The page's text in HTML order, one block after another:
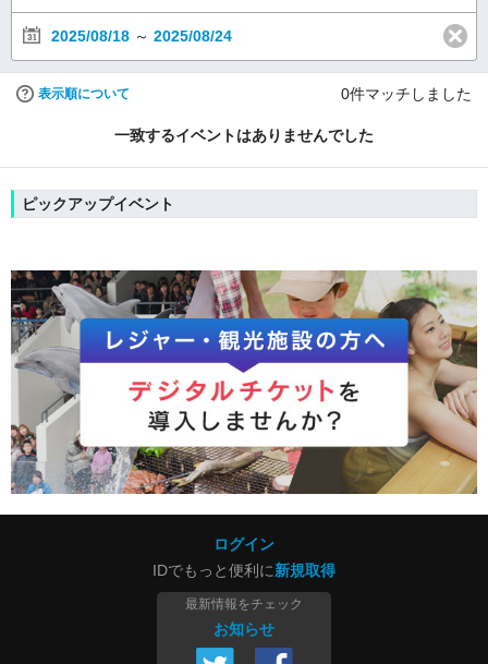
2025/08/18 ～ 2025/08/24
表示順について 0件マッチしました
一致するイベントはありませんでした
ピックアップイベント
ログイン
IDでもっと便利に新規取得
最新情報をチェック
お知らせ